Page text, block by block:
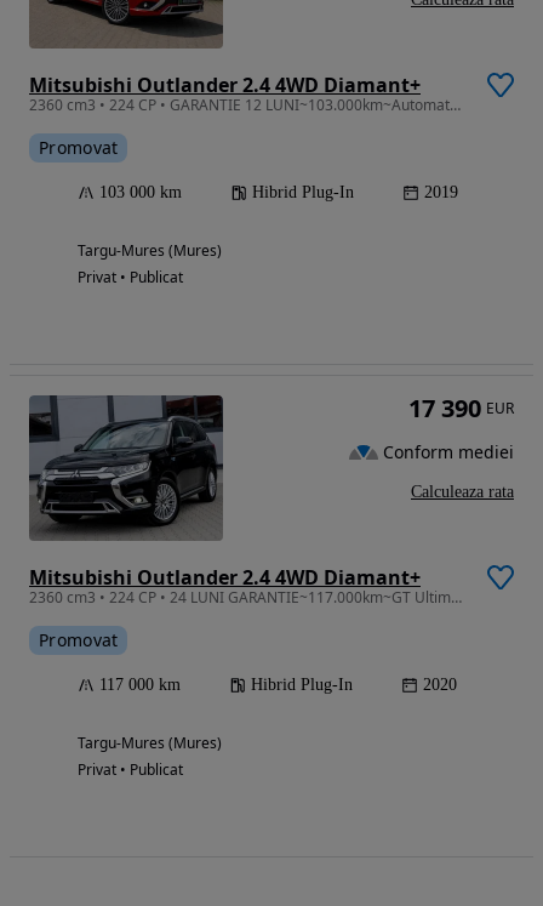
Mitsubishi Outlander 2.4 4WD Diamant+
2360 cm3 • 224 CP • GARANTIE 12 LUNI~103.000km~Automat~4x4~PHEV~0 Daune~TRIMIT VIDEO HD
Promovat
103 000 km Hibrid Plug-In 2019
Targu-Mures (Mures)
Privat • Publicat
Mitsubishi Outlander 2.4 4WD Diamant+
2360 cm3 • 224 CP • 24 LUNI GARANTIE~117.000km~GT Ultimate~4x4~Automat~0 Daun~TRIMIT VIDEO
Promovat
117 000 km Hibrid Plug-In 2020
Targu-Mures (Mures)
Privat • Publicat
17 390 EUR
Conform mediei
Calculeaza rata